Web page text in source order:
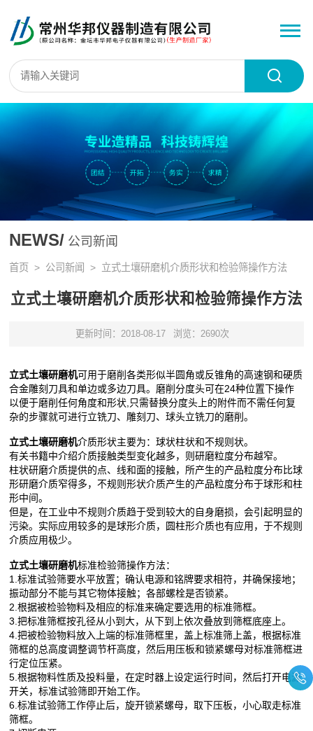
NEWS/ 公司新闻
首页 > 公司新闻 > 立式土壤研磨机介质形状和检验筛操作方法
立式土壤研磨机介质形状和检验筛操作方法
更新时间：2018-08-17 浏览：2690次
立式土壤研磨机可用于磨削各类形似半圆角或反锥角的高速钢和硬质
合金雕刻刀具和单边或多边刀具。磨削分度头可在24种位置下操作
以便于磨削任何角度和形状,只需替换分度头上的附件而不需任何复
杂的步骤就可进行立铣刀、雕刻刀、球头立铣刀的磨削。
立式土壤研磨机介质形状主要为：球状柱状和不规则状。
有关书籍中介绍介质接触类型变化越多，则研磨粒度分布越窄。
柱状研磨介质提供的点、线和面的接触，所产生的产品粒度分布比球
形研磨介质窄得多，不规则形状介质产生的产品粒度分布于球形和柱
形中间。
但是，在工业中不规则介质趋于受到较大的自身磨损，会引起明显的
污染。实际应用较多的是球形介质，圆柱形介质也有应用，于不规则
介质应用极少。
立式土壤研磨机标准检验筛操作方法：
1.标准试验筛要水平放置；确认电源和铭牌要求相符，并确保接地；
振动部分不能与其它物体接触；各部螺栓是否锁紧。
2.根据被检验物料及相应的标准来确定要选用的标准筛框。
3.把标准筛框按孔径从小到大，从下到上依次叠放到筛框底座上。
4.把被检验物料放入上端的标准筛框里，盖上标准筛上盖，根据标准
筛框的总高度调整调节杆高度，然后用压板和锁紧螺母对标准筛框进
行定位压紧。
5.根据物料性质及投料量，在定时器上设定运行时间，然后打开电源
开关，标准试验筛即开始工作。
6.标准试验筛工作停止后，旋开锁紧螺母，取下压板，小心取走标准
筛框。